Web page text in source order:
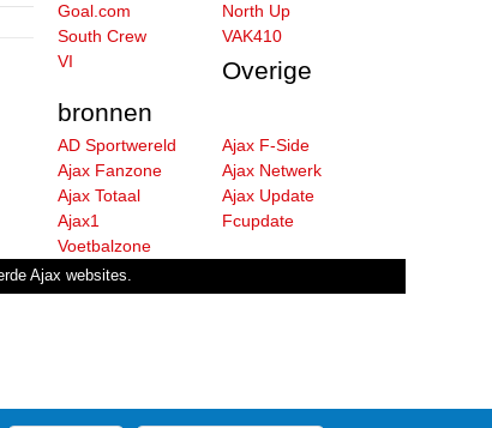
Goal.com
North Up
South Crew
VAK410
VI
Overige
bronnen
AD Sportwereld
Ajax F-Side
Ajax Fanzone
Ajax Netwerk
Ajax Totaal
Ajax Update
Ajax1
Fcupdate
Voetbalzone
Ajax websites.